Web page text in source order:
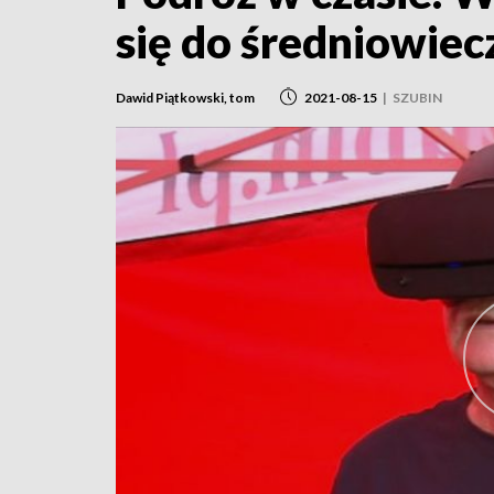
się do
Dawid Piątkowski, tom 2021-08-15 | SZUBIN